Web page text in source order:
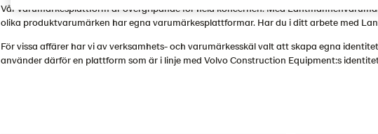
Vår varumärkesplattform är övergripande för hela koncernen. Med
olika produktvarumärken har egna varumärkesplattformar. Har du i ditt arbete med
För vissa affärer har vi av verksamhets- och varumärkesskäl valt att skapa egna
använder därför en plattform som är i linje med Volvo Construction Equipment:s